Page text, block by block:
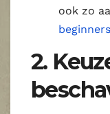
ook zo
2.